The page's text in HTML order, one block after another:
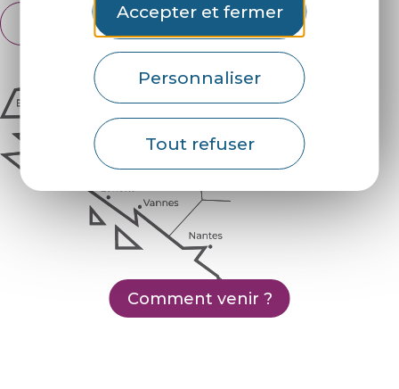
Accepter et fermer
Personnaliser
Tout refuser
Français
English
Comment venir ?